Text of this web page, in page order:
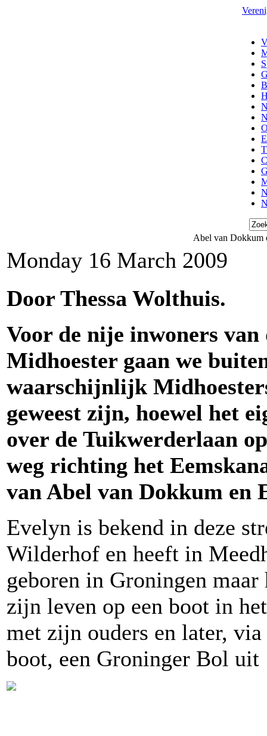
Abel van Dokkum
Monday 16 March 2009
Door Thessa Wolthuis.
Voor de nije inwoners van
Midhoester gaan we
waarschijnlijk
geweest zijn, hoewel het
over de Tuikwerderlaan
weg richting het
van Abel van Dokkum en
Evelyn is bekend in deze
Wilderhof en heeft in
geboren in Groningen
zijn leven op een boot in
met zijn ouders en later,
boot, een Groninger Bol uit